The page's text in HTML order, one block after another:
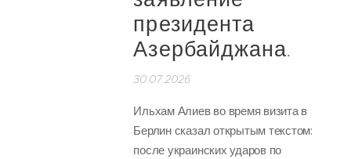
президента
Азербайджана.
30.07.2026
Ильхам Алиев во время визита в
Берлин сказал открытым текстом:
после украинских ударов по